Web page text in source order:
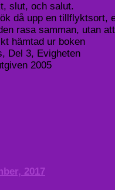
slut, och salut.
då upp en
rasa samman, utan
hämtad ur boken
Del 3, Evigheten
2005
2017